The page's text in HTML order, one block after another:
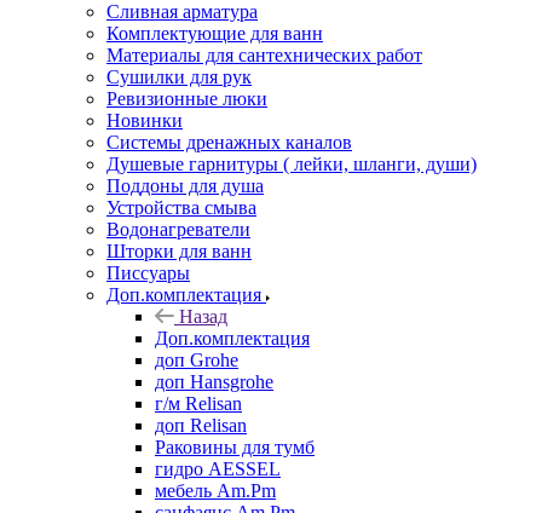
Сливная арматура
Комплектующие для ванн
Материалы для сантехнических работ
Сушилки для рук
Ревизионные люки
Новинки
Системы дренажных каналов
Душевые гарнитуры ( лейки, шланги, души)
Поддоны для душа
Устройства смыва
Водонагреватели
Шторки для ванн
Писсуары
Доп.комплектация
Назад
Доп.комплектация
доп Grohe
доп Hansgrohe
г/м Relisan
доп Relisan
Раковины для тумб
гидро AESSEL
мебель Am.Pm